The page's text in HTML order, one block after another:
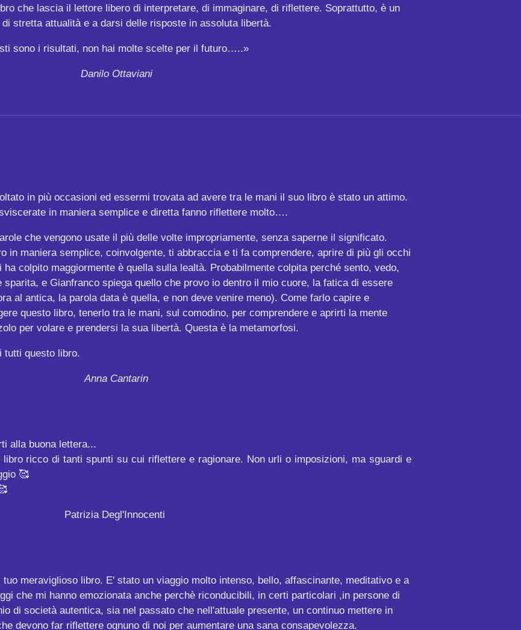
che lascia il lettore libero di interpretare, di immaginare, di riflettere. Soprattutto, è un
stretta attualità e a darsi delle risposte in assoluta libertà.
sono i risultati, non hai molte scelte per il futuro…..»
Danilo Ottaviani
in più occasioni ed essermi trovata ad avere tra le mani il suo libro è stato un attimo.
in maniera semplice e diretta fanno riflettere molto….
che vengono usate il più delle volte impropriamente, senza saperne il significato.
in maniera semplice, coinvolgente, ti abbraccia e ti fa comprendere, aprire di più gli occhi
colpito maggiormente è quella sulla lealtà. Probabilmente colpita perché sento, vedo,
sparita, e Gianfranco spiega quello che provo io dentro il mio cuore, la fatica di essere
al antica, la parola data è quella, e non deve venire meno). Come farlo capire e
questo libro, tenerlo tra le mani, sul comodino, per comprendere e aprirti la mente
per volare e prendersi la sua libertà. Questa è la metamorfosi.
tutti questo libro.
Anna Cantarin
alla buona lettera...
ricco di tanti spunti su cui riflettere e ragionare. Non urli o imposizioni, ma sguardi e
🥰
Patrizia Degl'Innocenti
meraviglioso libro. E' stato un viaggio molto intenso, bello, affascinante, meditativo e a
che mi hanno emozionata anche perchè riconducibili, in certi particolari ,in persone di
di società autentica, sia nel passato che nell'attuale presente, un continuo mettere in
devono far riflettere ognuno di noi per aumentare una sana consapevolezza.